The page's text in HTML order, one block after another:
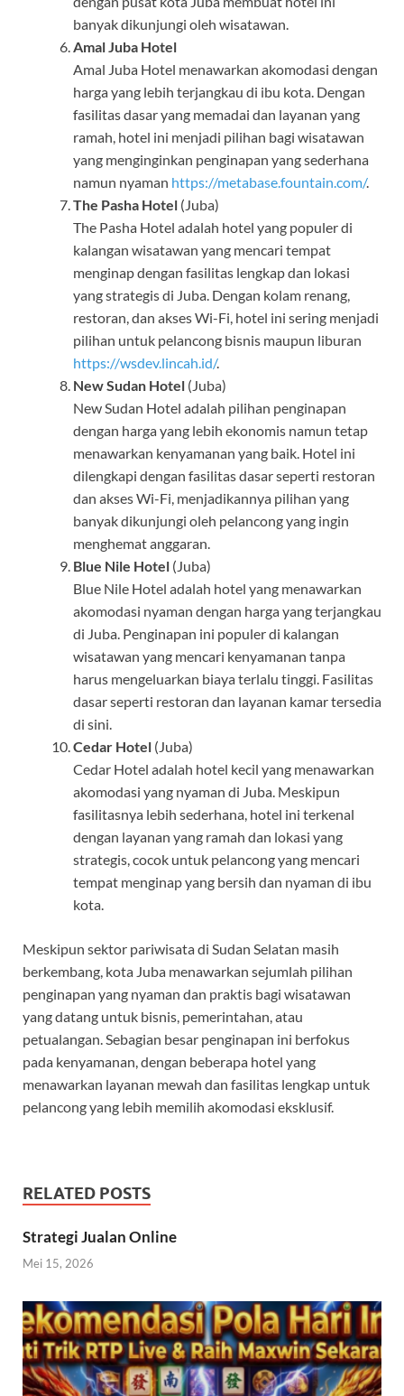
banyak dikunjungi oleh wisatawan.
Amal Juba Hotel
Amal Juba Hotel menawarkan akomodasi dengan
harga yang lebih terjangkau di ibu kota. Dengan
fasilitas dasar yang memadai dan layanan yang
ramah, hotel ini menjadi pilihan bagi wisatawan
yang menginginkan penginapan yang sederhana
namun nyaman https://metabase.fountain.com/.
The Pasha Hotel (Juba)
The Pasha Hotel adalah hotel yang populer di
kalangan wisatawan yang mencari tempat
menginap dengan fasilitas lengkap dan lokasi
yang strategis di Juba. Dengan kolam renang,
restoran, dan akses Wi-Fi, hotel ini sering menjadi
pilihan untuk pelancong bisnis maupun liburan
https://wsdev.lincah.id/.
New Sudan Hotel (Juba)
New Sudan Hotel adalah pilihan penginapan
dengan harga yang lebih ekonomis namun tetap
menawarkan kenyamanan yang baik. Hotel ini
dilengkapi dengan fasilitas dasar seperti restoran
dan akses Wi-Fi, menjadikannya pilihan yang
banyak dikunjungi oleh pelancong yang ingin
menghemat anggaran.
Blue Nile Hotel (Juba)
Blue Nile Hotel adalah hotel yang menawarkan
akomodasi nyaman dengan harga yang terjangkau
di Juba. Penginapan ini populer di kalangan
wisatawan yang mencari kenyamanan tanpa
harus mengeluarkan biaya terlalu tinggi. Fasilitas
dasar seperti restoran dan layanan kamar tersedia
di sini.
Cedar Hotel (Juba)
Cedar Hotel adalah hotel kecil yang menawarkan
akomodasi yang nyaman di Juba. Meskipun
fasilitasnya lebih sederhana, hotel ini terkenal
dengan layanan yang ramah dan lokasi yang
strategis, cocok untuk pelancong yang mencari
tempat menginap yang bersih dan nyaman di ibu
kota.
Meskipun sektor pariwisata di Sudan Selatan masih
berkembang, kota Juba menawarkan sejumlah pilihan
penginapan yang nyaman dan praktis bagi wisatawan
yang datang untuk bisnis, pemerintahan, atau
petualangan. Sebagian besar penginapan ini berfokus
pada kenyamanan, dengan beberapa hotel yang
menawarkan layanan mewah dan fasilitas lengkap untuk
pelancong yang lebih memilih akomodasi eksklusif.
RELATED POSTS
Strategi Jualan Online
Mei 15, 2026